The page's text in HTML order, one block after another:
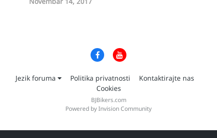
Jezik foruma Politika privatnosti
Kontaktirajte nas
Cookies
BJBikers.com
Powered by Invision Community